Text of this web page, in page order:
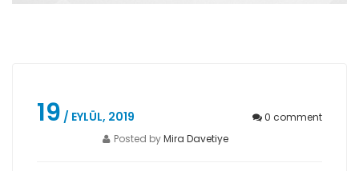
19 / EYLÜL, 2019 0 comment
Posted byMira Davetiye